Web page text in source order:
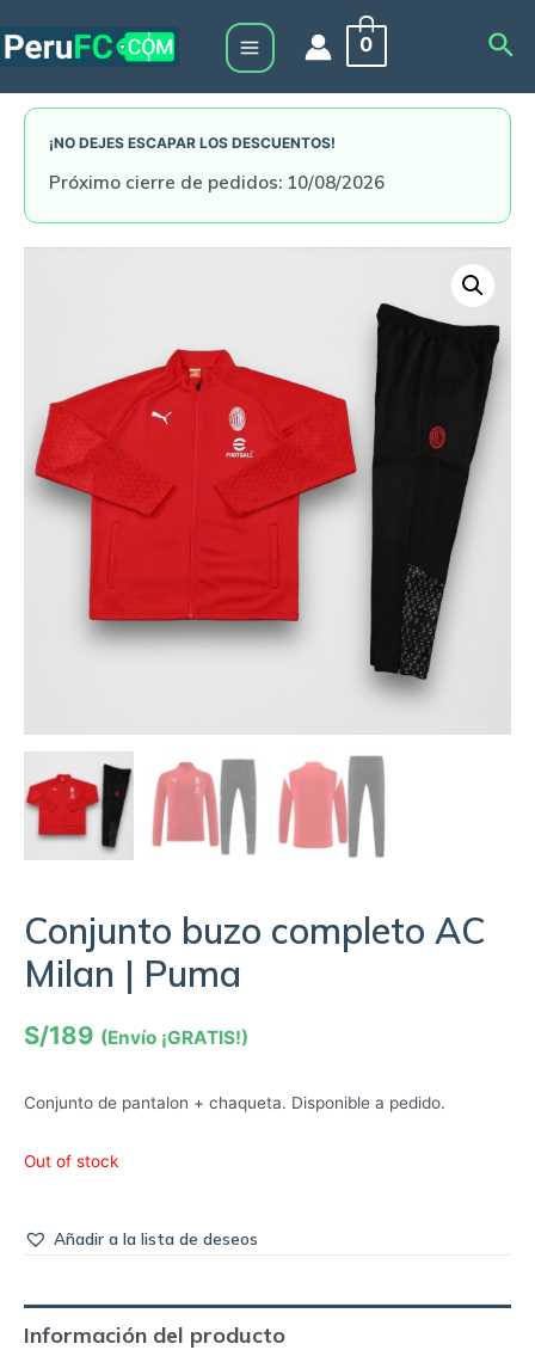
to
Main
Menu
0
¡NO DEJES ESCAPAR LOS DESCUENTOS!
Próximo cierre de pedidos: 10/08/2026
Conjunto buzo completo AC
Milan | Puma
S/189 (Envío ¡GRATIS!)
Conjunto de pantalon + chaqueta. Disponible a pedido.
Out of stock
Añadir a la lista de deseos
Información del producto